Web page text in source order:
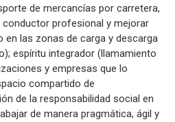
de mercancías por carretera,
conductor profesional y mejorar
en las zonas de carga y descarga
espíritu integrador (llamamiento
y empresas que lo
compartido de
de la responsabilidad social en
de manera pragmática, ágil y